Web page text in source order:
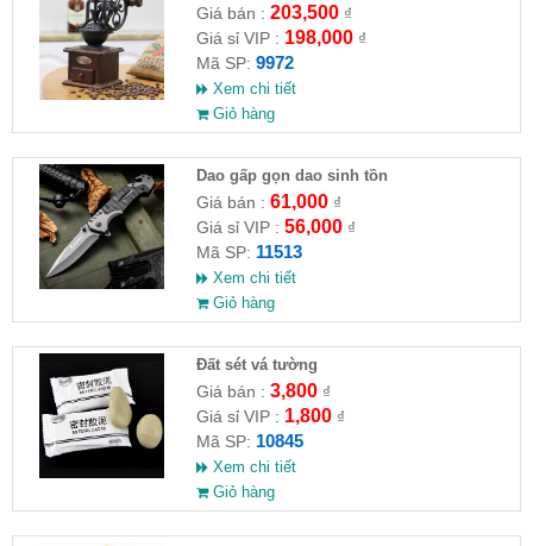
Giá bán : 203,500₫
Giá sỉ VIP : 198,000₫
Mã SP: 9972
Xem chi tiết
Giỏ hàng
Dao gấp gọn dao sinh tồn
Giá bán : 61,000₫
Giá sỉ VIP : 56,000₫
Mã SP: 11513
Xem chi tiết
Giỏ hàng
Đất sét vá tường
Giá bán : 3,800₫
Giá sỉ VIP : 1,800₫
Mã SP: 10845
Xem chi tiết
Giỏ hàng